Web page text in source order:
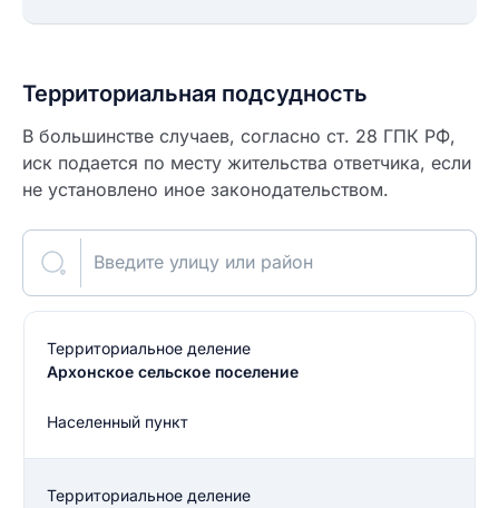
Территориальная подсудность
В большинстве случаев, согласно ст. 28 ГПК РФ,
иск подается по месту жительства ответчика, если
не установлено иное законодательством.
Введите улицу или район
Территориальное деление
Архонское сельское поселение
Населенный пункт
Территориальное деление